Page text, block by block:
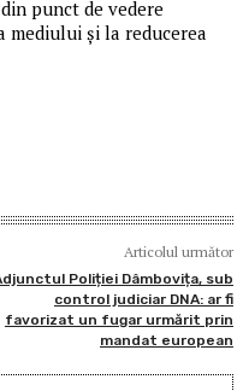
punct de vedere
și la reducerea
Articolul următor
Poliției Dâmbovița, sub
control judiciar DNA: ar fi
favorizat un fugar urmărit prin
mandat european